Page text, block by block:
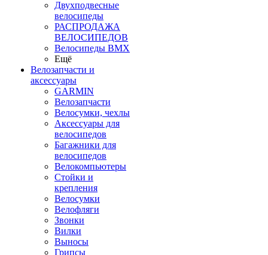
Двухподвесные
велосипеды
РАСПРОДАЖА
ВЕЛОСИПЕДОВ
Велосипеды BMX
Ещё
Велозапчасти и
аксессуары
GARMIN
Велозапчасти
Велосумки, чехлы
Аксессуары для
велосипедов
Багажники для
велосипедов
Велокомпьютеры
Стойки и
крепления
Велосумки
Велофляги
Звонки
Вилки
Выносы
Грипсы